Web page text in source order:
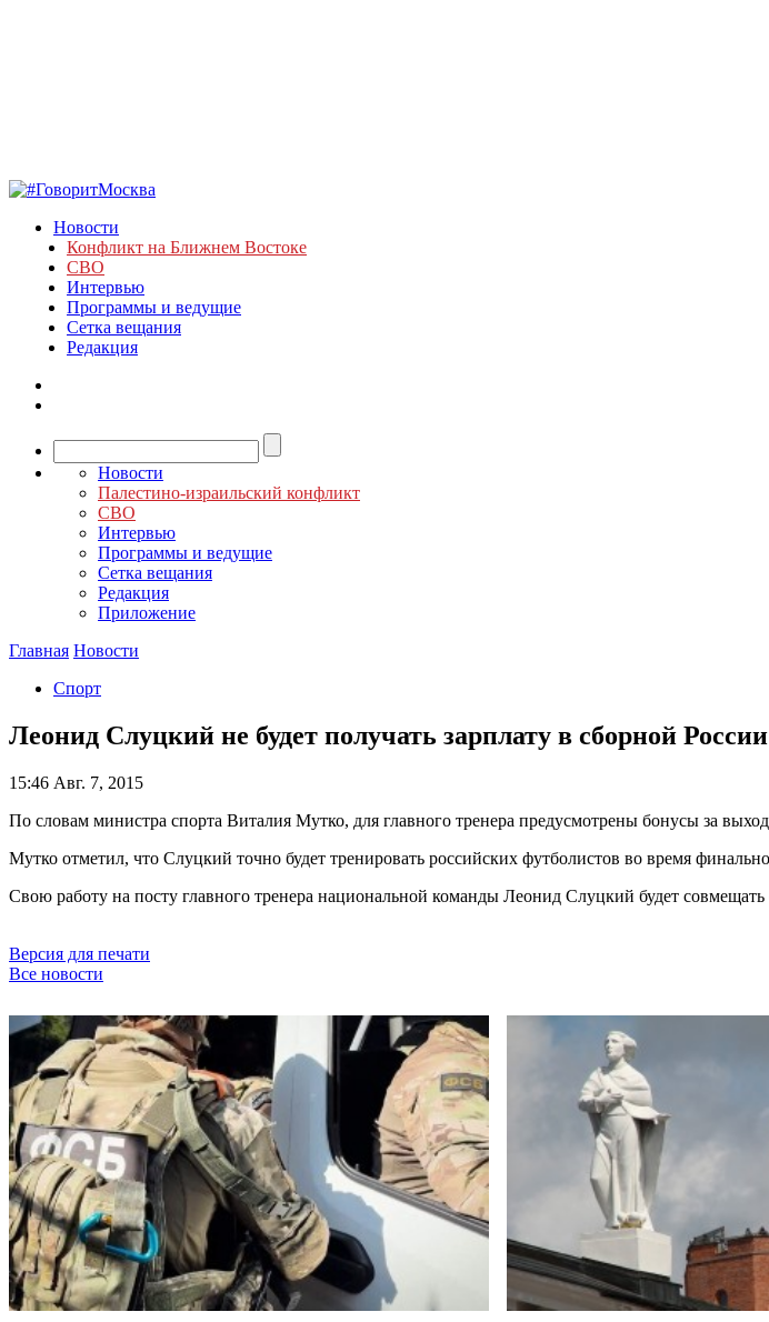
Новости
Конфликт на Ближнем Востоке
СВО
Интервью
Программы и ведущие
Сетка вещания
Редакция
Новости
Палестино-израильский конфликт
СВО
Интервью
Программы и ведущие
Сетка вещания
Редакция
Приложение
Главная Новости
Спорт
Леонид Слуцкий не будет получать зарплату в сборной
15:46 Авг. 7, 2015
По словам министра спорта Виталия Мутко, для главного тренера предусмотрены бонусы за
Мутко отметил, что Слуцкий точно будет тренировать российских футболистов во время
Свою работу на посту главного тренера национальной команды Леонид Слуцкий будет
Версия для печати
Все новости